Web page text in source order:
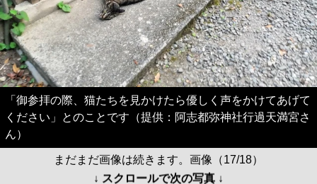
「御参拝の際、猫たちを見かけたら優しく声をかけてあげて
ください」とのことです（提供：阿志都弥神社行過天満宮さ
ん）
まだまだ画像は続きます。画像（17/18）
↓ スクロールで次の写真 ↓